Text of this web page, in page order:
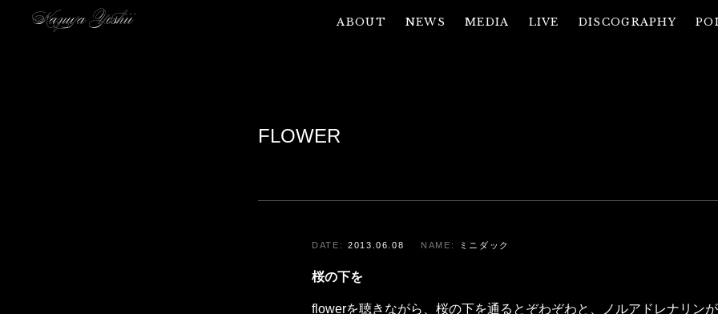
ABOUT NEWS MEDIA LIVE DISCOGRAPHY
FLOWER
2013.06.08 ミニダック
桜の下を
flowerを聴きながら、桜の下を通るとぞわぞわと、ノルアドレナリン